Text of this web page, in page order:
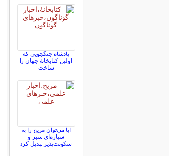
پادشاه جنگجویی که
اولین کتابخانۀ جهان را
ساخت
آیا می‌توان مریخ را به
سیاره‌ای سبز و
سکونت‌پذیر تبدیل کرد